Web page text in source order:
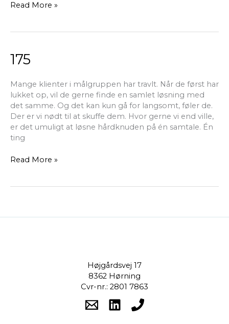
Read More »
175
Mange klienter i målgruppen har travlt. Når de først har
lukket op, vil de gerne finde en samlet løsning med
det samme. Og det kan kun gå for langsomt, føler de.
Der er vi nødt til at skuffe dem. Hvor gerne vi end ville,
er det umuligt at løsne hårdknuden på én samtale. Én
ting
175
Read More »
Højgårdsvej 17
8362 Hørning
Cvr-nr.: 2801 7863